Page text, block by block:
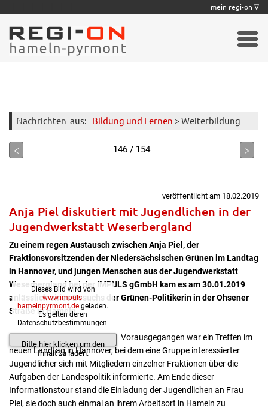
Nachrichten aus: Bildung und Lernen > Weiterbildung
< 146 / 154 >
veröffentlicht am 18.02.2019
Anja Piel diskutiert mit Jugendlichen in der
Jugendwerkstatt Weserbergland
Zu einem regen Austausch zwischen Anja Piel, der
Fraktionsvorsitzenden der Niedersächsischen Grünen im Landtag
in Hannover, und jungen Menschen aus der Jugendwerkstatt
Weserbergland bei der IMPULS gGmbH kam es am 30.01.2019
anlässlich eines Besuchs der Grünen-Politikerin in der Ohsener
Straße in Hameln.
Bitte hier klicken um den
Inhalt zu laden.
Dieses Bild wird von
www.impuls-
hamelnpyrmont.de geladen.
Es gelten deren
Datenschutzbestimmungen.
Vorausgegangen war ein Treffen im
neuen Landtag in Hannover, bei dem eine Gruppe interessierter
Jugendlicher sich mit Mitgliedern einzelner Fraktionen über die
Aufgaben der Landespolitik informierte. Am Ende dieser
Informationstour stand die Einladung der Jugendlichen an Frau
Piel, sie doch auch einmal an ihrem Arbeitsort in Hameln zu
mein regi-on ∇